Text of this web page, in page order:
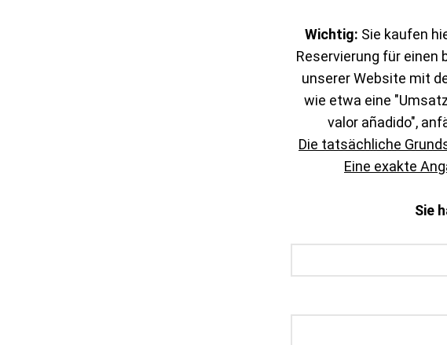
Wichtig: Sie kaufen
Reservierung für einen
unserer Website mit
wie etwa eine
valor añadido",
Die tatsächliche
Eine exakte
Sie